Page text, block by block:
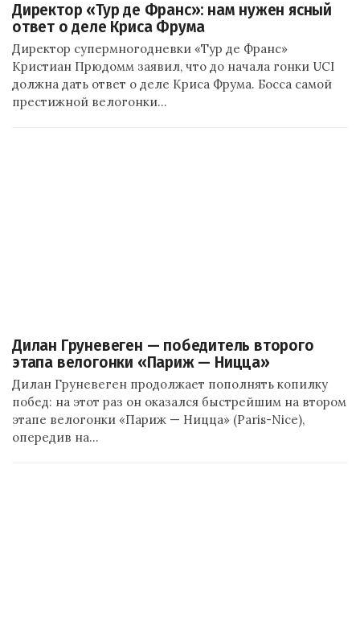
Директор «Тур де Франс»: нам нужен ясный
ответ о деле Криса Фрума
Директор супермногодневки «Тур де Франс»
Кристиан Прюдомм заявил, что до начала гонки UCI
должна дать ответ о деле Криса Фрума. Босса самой
престижной велогонки…
Дилан Груневеген — победитель второго
этапа велогонки «Париж — Ницца»
Дилан Груневеген продолжает пополнять копилку
побед: на этот раз он оказался быстрейшим на втором
этапе велогонки «Париж — Ницца» (Paris-Nice),
опередив на…